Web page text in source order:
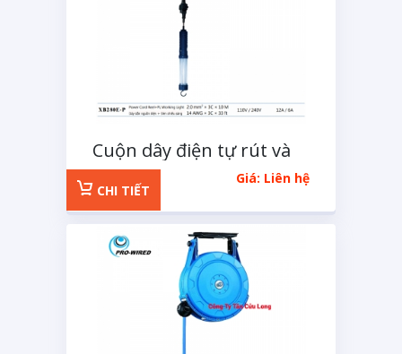
Cuộn dây điện tự rút và
đèn chiếu sáng XB280EP
Giá: Liên hệ
CHI TIẾT